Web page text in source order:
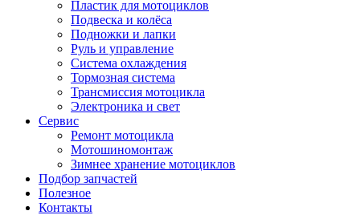
Пластик для мотоциклов
Подвеска и колёса
Подножки и лапки
Руль и управление
Система охлаждения
Тормозная система
Трансмиссия мотоцикла
Электроника и свет
Сервис
Ремонт мотоцикла
Мотошиномонтаж
Зимнее хранение мотоциклов
Подбор запчастей
Полезное
Контакты